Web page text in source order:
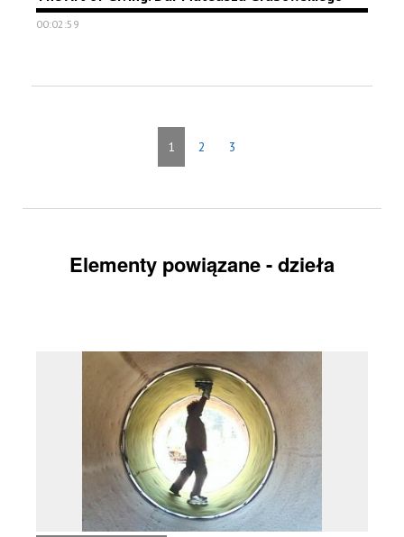
00:02:59
1 2 3
Elementy powiązane - dzieła